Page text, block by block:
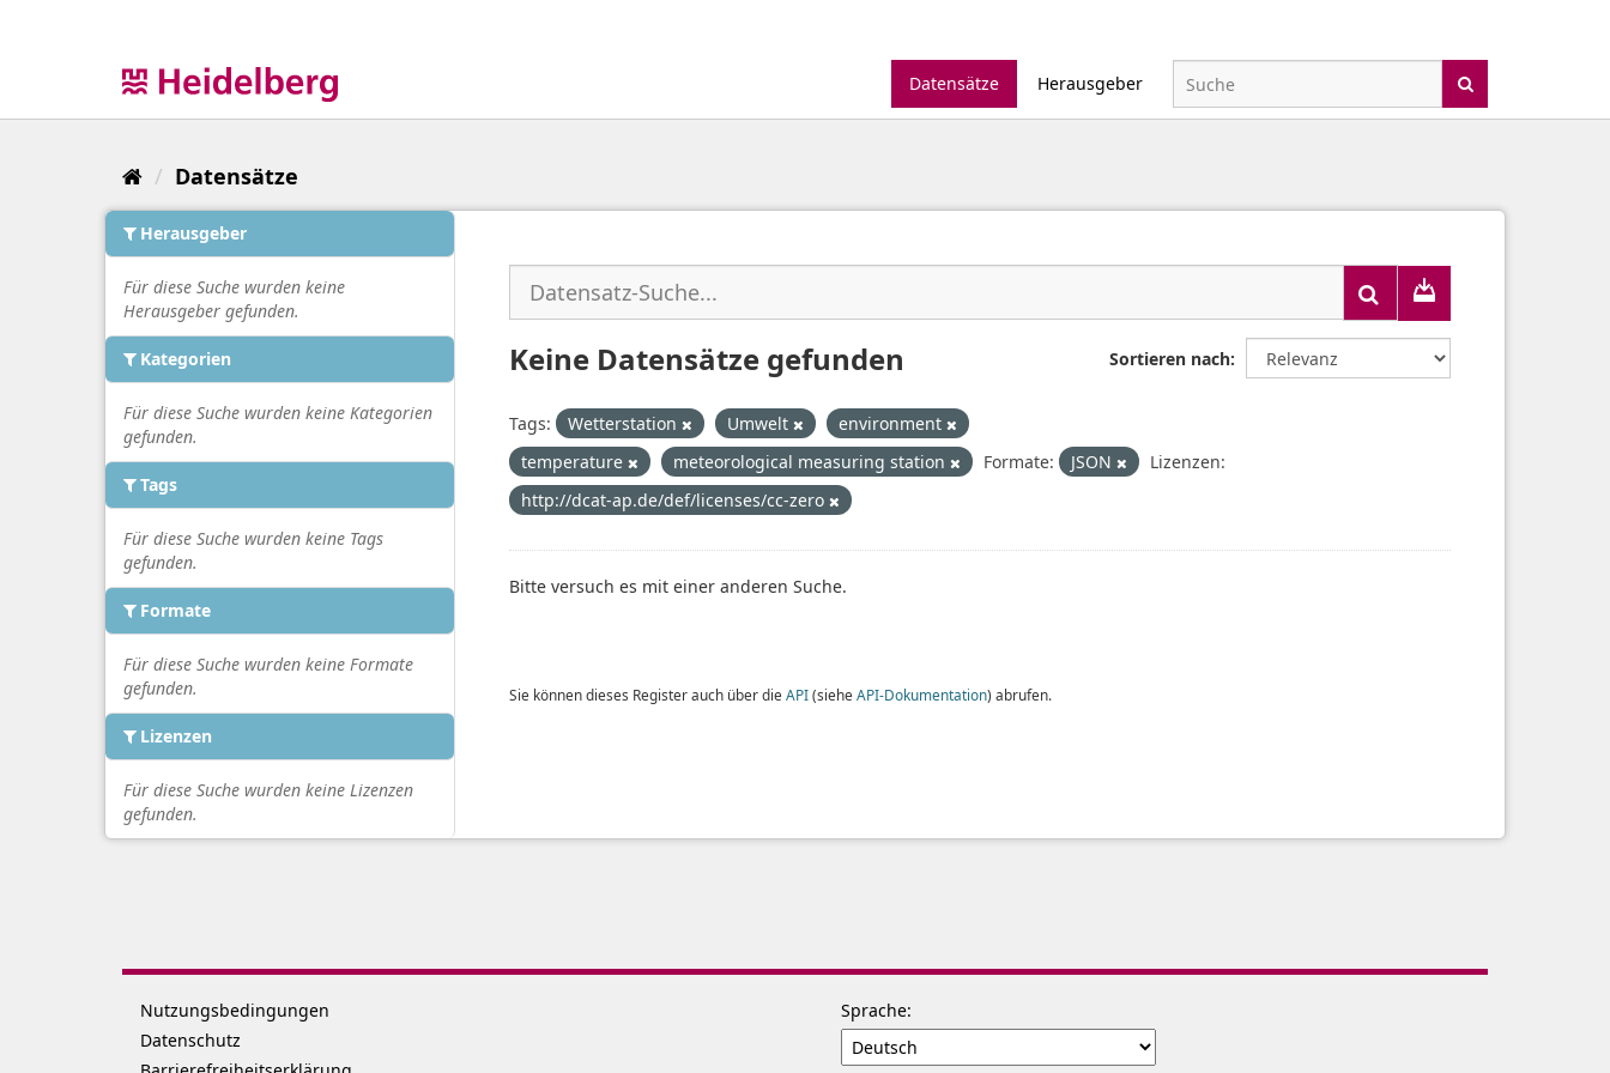
Datensätze
Herausgeber
Datensätze
Herausgeber
Für diese Suche wurden keine
Herausgeber gefunden.
Kategorien
Für diese Suche wurden keine Kategorien
gefunden.
Tags
Für diese Suche wurden keine Tags
gefunden.
Formate
Für diese Suche wurden keine Formate
gefunden.
Lizenzen
Für diese Suche wurden keine Lizenzen
gefunden.
Sortieren nach
Keine Datensätze gefunden
Tags: Wetterstation Umwelt
environment
temperature
meteorological measuring station Formate: JSON
Lizenzen:
http://dcat-ap.de/def/licenses/cc-zero
Bitte versuch es mit einer anderen Suche.
Sie können dieses Register auch über die API(siehe API-Dokumentation) abrufen.
Nutzungsbedingungen
Datenschutz
Sprache